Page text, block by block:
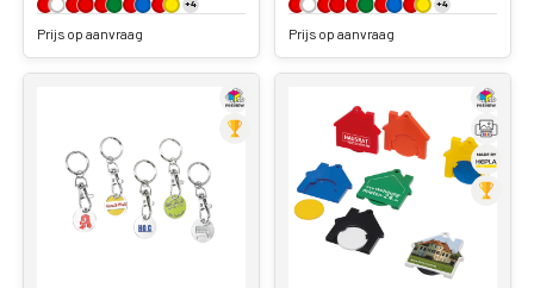
Prijs op aanvraag Prijs op aanvraag